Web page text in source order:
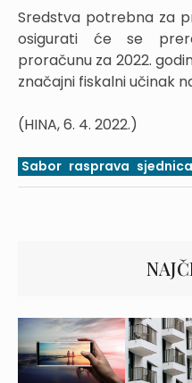
Sredstva potrebna za
osigurati će se
proračunu za 2022.
značajni fiskalni učinak
(HINA, 6. 4. 2022.)
Sabor rasprava sjednica